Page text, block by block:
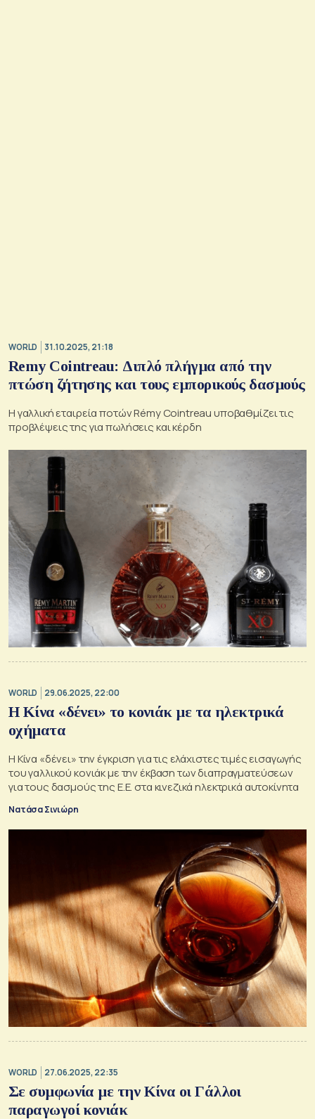
WORLD 31.10.2025, 21:18
Remy Cointreau: Διπλό πλήγμα από την
πτώση ζήτησης και τους εμπορικούς δασμούς
Η γαλλική εταιρεία ποτών Rémy Cointreau υποβαθμίζει τις
προβλέψεις της για πωλήσεις και κέρδη
WORLD 29.06.2025, 22:00
Η Κίνα «δένει» το κονιάκ με τα ηλεκτρικά
οχήματα
Η Κίνα «δένει» την έγκριση για τις ελάχιστες τιμές εισαγωγής
του γαλλικού κονιάκ με την έκβαση των διαπραγματεύσεων
για τους δασμούς της Ε.Ε. στα κινεζικά ηλεκτρικά αυτοκίνητα
Νατάσα Σινιώρη
WORLD 27.06.2025, 22:35
Σε συμφωνία με την Κίνα οι Γάλλοι
παραγωγοί κονιάκ